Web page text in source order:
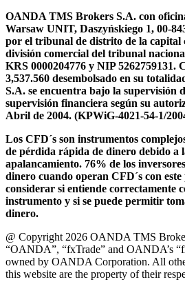
OANDA TMS Brokers S.A. con
Warsaw UNIT, Daszyńskiego 1, 00-
por el tribunal de distrito de la capital
división comercial del tribunal
KRS 0000204776 y NIP 5262759131.
3,537.560 desembolsado en su
S.A. se encuentra bajo la supervisión
supervisión financiera según su
Abril de 2004. (KPWiG-4021-54-1/
Los CFD´s son instrumentos
de pérdida rápida de dinero debido a
apalancamiento. 76% de los
dinero cuando operan CFD´s con
considerar si entiende correctamente
instrumento y si se puede permitir
dinero.
@ Copyright 2026 OANDA TMS
“OANDA”, “fxTrade” and OANDA’s
owned by OANDA Corporation. All
this website are the property of their